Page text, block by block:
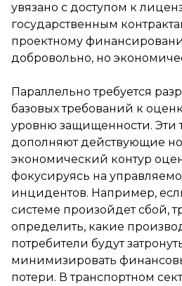
увязано с доступом к
государственным
проектному
добровольно, но
Параллельно требуется
базовых требований к
уровню защищенности. Эти
дополняют действующие
экономический контур
фокусируясь на
инцидентов. Например,
системе произойдет сбой,
определить, какие
потребители будут
минимизировать
потери. В транспортном